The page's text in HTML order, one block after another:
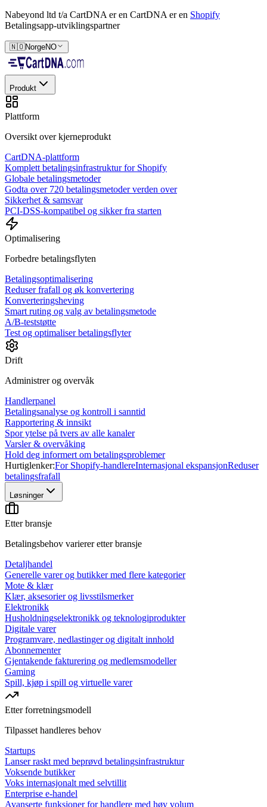
Nabeyond ltd t/a CartDNA er en CartDNA er en Shopify
Betalingsapp-utviklingspartner
🇳🇴NorgeNO
Produkt
Plattform
Oversikt over kjerneprodukt
CartDNA-plattform
Komplett betalingsinfrastruktur for Shopify
Globale betalingsmetoder
Godta over 720 betalingsmetoder verden over
Sikkerhet & samsvar
PCI-DSS-kompatibel og sikker fra starten
Optimalisering
Forbedre betalingsflyten
Betalingsoptimalisering
Reduser frafall og øk konvertering
Konverteringsheving
Smart ruting og valg av betalingsmetode
A/B-teststøtte
Test og optimaliser betalingsflyter
Drift
Administrer og overvåk
Handlerpanel
Betalingsanalyse og kontroll i sanntid
Rapportering & innsikt
Spor ytelse på tvers av alle kanaler
Varsler & overvåking
Hold deg informert om betalingsproblemer
Hurtiglenker:For Shopify-handlereInternasjonal ekspansjonReduser
betalingsfrafall
Løsninger
Etter bransje
Betalingsbehov varierer etter bransje
Detaljhandel
Generelle varer og butikker med flere kategorier
Mote & klær
Klær, aksesorier og livsstilsmerker
Elektronikk
Husholdningselektronikk og teknologiprodukter
Digitale varer
Programvare, nedlastinger og digitalt innhold
Abonnementer
Gjentakende fakturering og medlemsmodeller
Gaming
Spill, kjøp i spill og virtuelle varer
Etter forretningsmodell
Tilpasset handleres behov
Startups
Lanser raskt med beprøvd betalingsinfrastruktur
Voksende butikker
Voks internasjonalt med selvtillit
Enterprise e-handel
Avanserte funksjoner for handlere med høy volum